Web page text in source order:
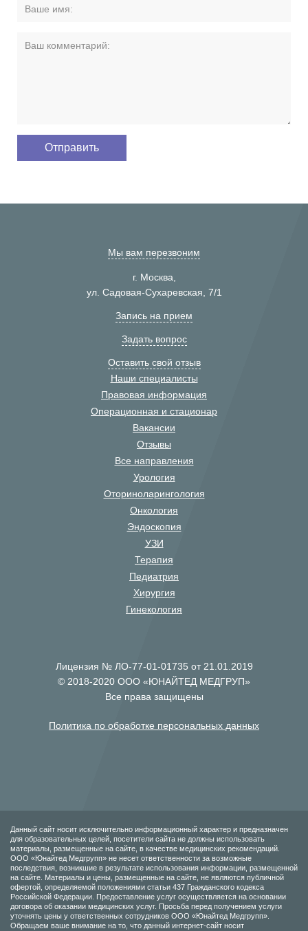
Мы вам перезвоним
г. Москва,
ул. Садовая-Сухаревская, 7/1
Запись на прием
Задать вопрос
Оставить свой отзыв
Наши специалисты
Правовая информация
Операционная и стационар
Вакансии
Отзывы
Все направления
Урология
Оториноларингология
Онкология
Эндоскопия
УЗИ
Терапия
Педиатрия
Хирургия
Гинекология
Лицензия № ЛО-77-01-01735 от 21.01.2019
© 2018-2020 ООО «ЮНАЙТЕД МЕДГРУП»
Все права защищены
Политика по обработке персональных данных
Данный сайт носит исключительно информационный характер и предназначен
для образовательных целей, посетители сайта не должны использовать
материалы, размещенные на сайте, в качестве медицинских рекомендаций.
ООО «Юнайтед Медгрупп» не несет ответственности за возможные
последствия, возникшие в результате использования информации, размещенной
на сайте. Материалы и цены, размещенные на сайте, не являются публичной
офертой, определяемой положениями статьи 437 Гражданского кодекса
Российской Федерации. Предоставление услуг осуществляется на основании
договора об оказании медицинских услуг. Просьба перед получением услуги
уточнять цены у ответственных сотрудников ООО «Юнайтед Медгрупп».
Обращаем ваше внимание на то, что данный интернет-сайт носит